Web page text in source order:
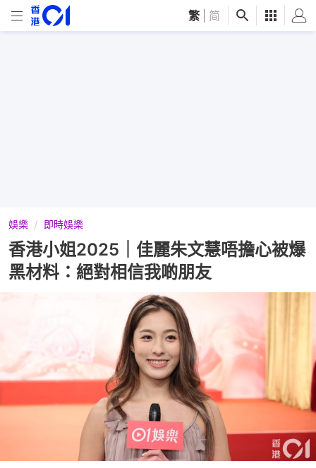
繁 简
娛樂 即時娛樂
香港小姐2025｜佳麗朱文慧唔擔心被爆
黑材料：絕對相信我啲朋友